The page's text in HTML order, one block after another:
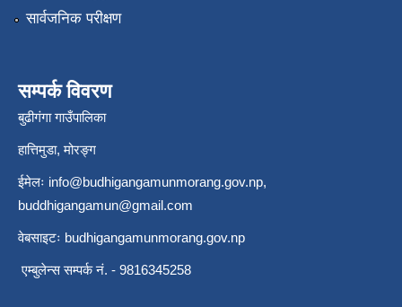
सार्वजनिक परीक्षण
सम्पर्क विवरण
बुढीगंगा गाउँपालिका
हात्तिमुडा, मोरङ्ग
ईमेलः info@budhigangamunmorang.gov.np,
buddhigangamun@gmail.com
वेबसाइटः budhigangamunmorang.gov.np
एम्बुलेन्स सम्पर्क नं. - 9816345258